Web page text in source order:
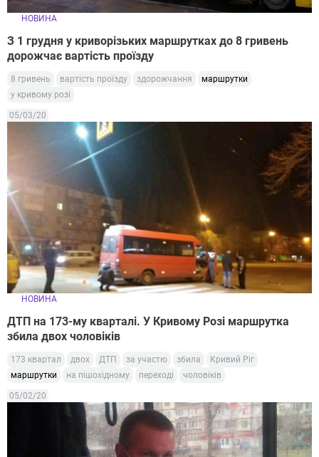
НОВИНА
З 1 грудня у криворізьких маршрутках до 8 гривень
дорожчає вартість проїзду
8 гривень вартість проїзду здорожчання
маршрутки
у кривому розі
05/03/20
НОВИНА
ДТП на 173-му кварталі. У Кривому Розі маршрутка
збила двох чоловіків
173 квартал двох ДТП за участю збила
Кривий Ріг
маршрутки
на пішохідному переході чоловіків
05/02/20